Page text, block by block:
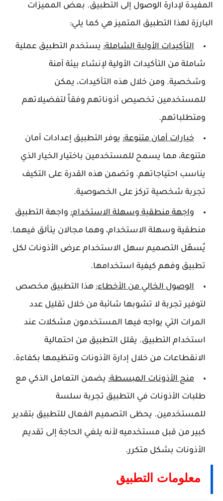
المفيدة لإدارة الوصول إلى التطبيق. بعض المميزات
البارزة لهذا التطبيق المتميز هي كما يلي:
التأكيدات الأولية الشاملة: يستخدم التطبيق عملية
شاملة من التأكيدات الأولية لإنشاء بيئة آمنة
وشخصية. ومن خلال هذه التأكيدات، يمكن
للمستخدمين تخصيص أذوناتهم وفقاً لتفضيلاتهم
ومتطلباتهم.
خيارات أمان متنوعة: يوفر التطبيق إعدادات أمان
متنوعة، مما يسمح للمستخدمين باختيار الخيار الذي
يناسب احتياجاتهم. وتضمن هذه القدرة على التكيف
تجربة شخصية تركز على الخصوصية.
واجهة منطقية وسهلة الاستخدام: واجهة التطبيق
منطقية وسهلة الاستخدام، وهما مجالان يتألق فيهما.
يُسهّل التصميم سهل الاستخدام عرض الأذونات لكل
تطبيق وفهم كيفية استخدامها.
الوصول الخالي من الأخطاء: هذا التطبيق مخصص
لتوفير تجربة لا تشوبها شائبة من خلال تقليل عدد
المرات التي يواجه فيها المستخدمون مشكلات عند
استخدام التطبيق. يقلل التطبيق من احتمالية
الانقطاعات من خلال إدارة الأذونات وتنظيمها بكفاءة.
منح الأذونات المبسطة: يضمن التعامل الذكي مع
طلبات الأذونات في التطبيق تجربة سلسة
للمستخدمين. يحظى التصميم الفعال للتطبيق بتقدير
كبير من قبل مستخدميه لأنه يلغي الحاجة إلى تقديم
الأذونات بشكل متكرر.
معلومات التطبيق